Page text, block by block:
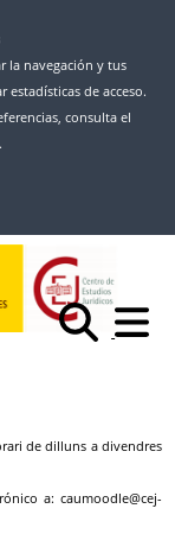
la navegación y tus
estadísticas de acceso.
consulta el
.
Usuaris CAU
problemes tècnics o
de dilluns a divendres
a: caumoodle@cej-